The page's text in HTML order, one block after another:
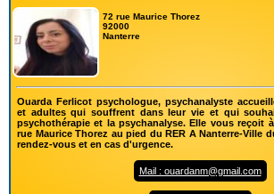
72 rue Maurice Thorez
92000
Nanterre
Ouarda Ferlicot psychologue, psychanalyste
et adultes qui souffrent dans leur vie et qui
psychothérapie et la psychanalyse. Elle vous reçoit
rue Maurice Thorez au pied du RER A Nanterre-Ville
rendez-vous et en cas d'urgence.
Mail : ouardanm@gmail.com